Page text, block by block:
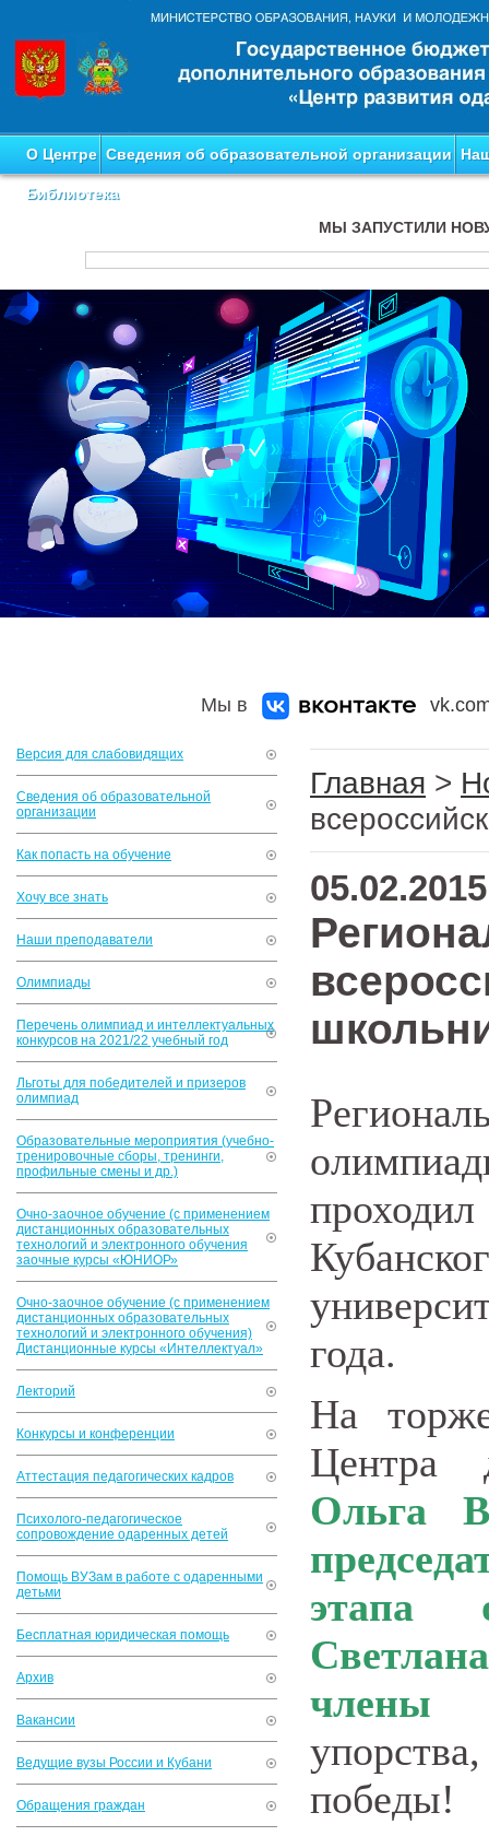
О Центре Сведения об образовательной организации
Библиотека
МЫ ЗАПУСТИЛИ
Мы в
Версия для слабовидящих
Сведения об образовательной
организации
Как попасть на обучение
Хочу все знать
Наши преподаватели
Олимпиады
Перечень олимпиад и интеллектуальных
конкурсов на 2021/22 учебный год
Льготы для победителей и призеров
олимпиад
Образовательные мероприятия (учебно-
тренировочные сборы, тренинги,
профильные смены и др.)
Очно-заочное обучение (с применением
дистанционных образовательных
технологий и электронного обучения
заочные курсы «ЮНИОР»
Очно-заочное обучение (с применением
дистанционных образовательных
технологий и электронного обучения)
Дистанционные курсы «Интеллектуал»
Лекторий
Конкурсы и конференции
Аттестация педагогических кадров
Психолого-педагогическое
сопровождение одаренных детей
Помощь ВУЗам в работе с одаренными
детьми
Бесплатная юридическая помощь
Архив
Вакансии
Ведущие вузы России и Кубани
Обращения граждан
Главная >
05.02.2015
года.
На
Центра
Ольга
этапа
члены
победы!